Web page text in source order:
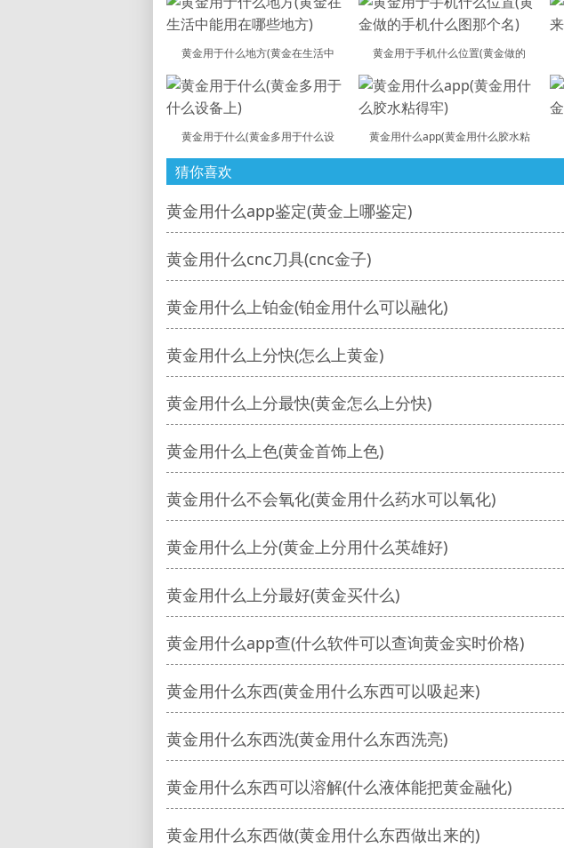
黄金用于什么地方(黄金在生活中 黄金用于手机什么位置(黄金做的
黄金用于什么(黄金多用于什么设 黄金用什么app(黄金用什么胶水粘
猜你喜欢
黄金用什么app鉴定(黄金上哪鉴定)
黄金用什么cnc刀具(cnc金子)
黄金用什么上铂金(铂金用什么可以融化)
黄金用什么上分快(怎么上黄金)
黄金用什么上分最快(黄金怎么上分快)
黄金用什么上色(黄金首饰上色)
黄金用什么不会氧化(黄金用什么药水可以氧化)
黄金用什么上分(黄金上分用什么英雄好)
黄金用什么上分最好(黄金买什么)
黄金用什么app查(什么软件可以查询黄金实时价格)
黄金用什么东西(黄金用什么东西可以吸起来)
黄金用什么东西洗(黄金用什么东西洗亮)
黄金用什么东西可以溶解(什么液体能把黄金融化)
黄金用什么东西做(黄金用什么东西做出来的)